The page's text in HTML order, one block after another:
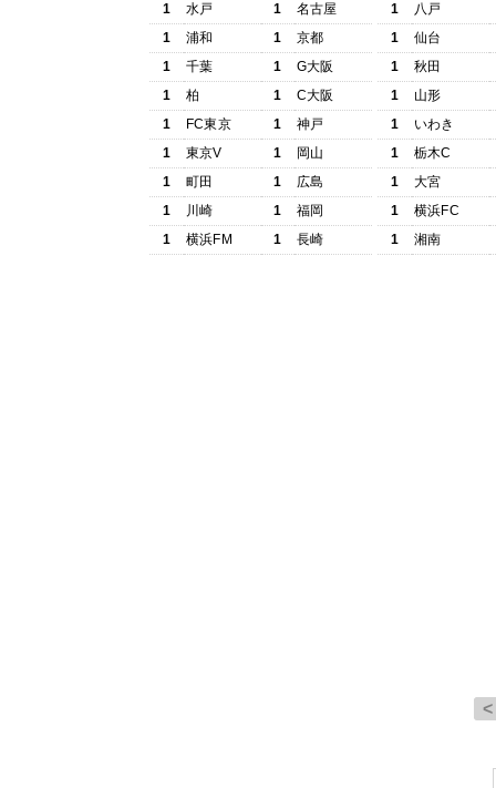
1
水戸 1
名古屋
1
浦和 1
京都
1
千葉 1
G大阪
1
柏 1
C大阪
1
FC東京 1
神戸
1
東京V 1
岡山
1
町田 1
広島
1
川崎 1
福岡
1
横浜FM 1 長崎
1
八戸
1
仙台
1
秋田
1
山形
1
いわき
1
栃木C
1
大宮
1
横浜FC
1
湘南